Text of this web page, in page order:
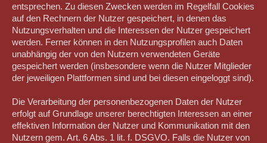
entsprechen. Zu diesen Zwecken werden im Regelfall Cookies
auf den Rechnern der Nutzer gespeichert, in denen das
Nutzungsverhalten und die Interessen der Nutzer gespeichert
werden. Ferner können in den Nutzungsprofilen auch Daten
unabhängig der von den Nutzern verwendeten Geräte
gespeichert werden (insbesondere wenn die Nutzer Mitglieder
der jeweiligen Plattformen sind und bei diesen eingeloggt sind).
Die Verarbeitung der personenbezogenen Daten der Nutzer
erfolgt auf Grundlage unserer berechtigten Interessen an einer
effektiven Information der Nutzer und Kommunikation mit den
Nutzern gem. Art. 6 Abs. 1 lit. f. DSGVO. Falls die Nutzer von